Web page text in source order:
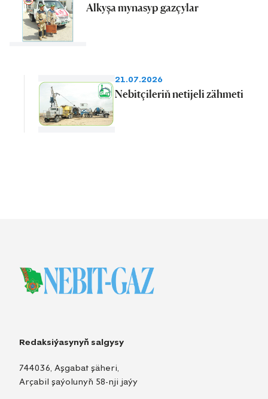
Alkyşa mynasyp gazçylar
21.07.2026
Nebitçileriň netijeli zähmeti
Redaksiýasynyň salgysy
744036, Aşgabat şäheri,
Arçabil şaýolunyň 58-nji jaýy